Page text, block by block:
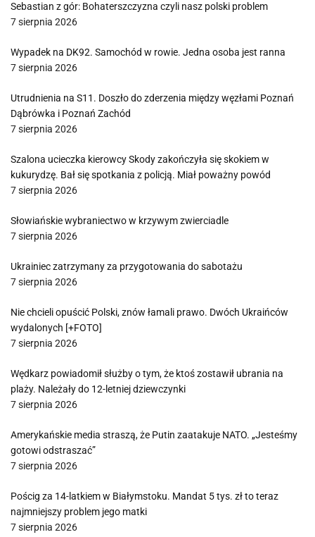
Sebastian z gór: Bohaterszczyzna czyli nasz polski problem
7 sierpnia 2026
Wypadek na DK92. Samochód w rowie. Jedna osoba jest ranna
7 sierpnia 2026
Utrudnienia na S11. Doszło do zderzenia między węzłami Poznań
Dąbrówka i Poznań Zachód
7 sierpnia 2026
Szalona ucieczka kierowcy Skody zakończyła się skokiem w
kukurydzę. Bał się spotkania z policją. Miał poważny powód
7 sierpnia 2026
Słowiańskie wybraniectwo w krzywym zwierciadle
7 sierpnia 2026
Ukrainiec zatrzymany za przygotowania do sabotażu
7 sierpnia 2026
Nie chcieli opuścić Polski, znów łamali prawo. Dwóch Ukraińców
wydalonych [+FOTO]
7 sierpnia 2026
Wędkarz powiadomił służby o tym, że ktoś zostawił ubrania na
plaży. Należały do 12-letniej dziewczynki
7 sierpnia 2026
Amerykańskie media straszą, że Putin zaatakuje NATO. „Jesteśmy
gotowi odstraszać”
7 sierpnia 2026
Pościg za 14-latkiem w Białymstoku. Mandat 5 tys. zł to teraz
najmniejszy problem jego matki
7 sierpnia 2026